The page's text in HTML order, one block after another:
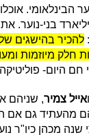
הבינלאומי.
פעם, ומונה כ-1.8
להכיר בהישגים של
חלק מיוזמות
היום-
ואייל צמיר, שניהם
מהעתיד גם אם